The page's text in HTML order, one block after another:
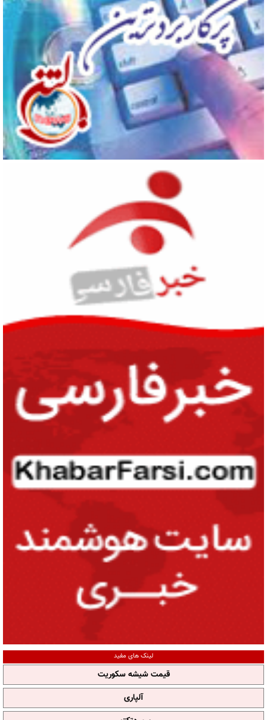
لینک های مفید
قیمت شیشه سکوریت
آلپاری